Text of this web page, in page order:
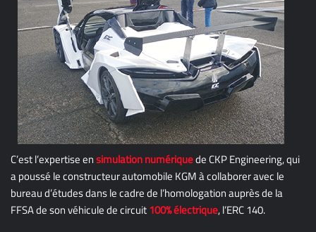
C’est l’expertise ensimulation numériquede CKP Engineering, qui
a poussé le constructeur automobile KGM à collaborer avec le
bureau d’études dans le cadre de l’homologation auprès de la
FFSA de son véhicule de circuit100% électrique, l’ERC 140.